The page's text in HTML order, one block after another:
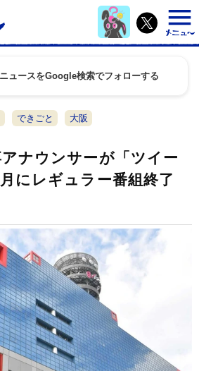
ュースをGoogle検索でフォローする
できごと 大阪
ナウンサーが「ツイー
にレギュラー番組終了